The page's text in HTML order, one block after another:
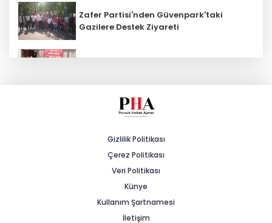
Zafer Partisi'nden Güvenpark'taki
Gazilere Destek Ziyareti
AK Parti İl Başkanı Albayrak: "Esnafı
Şiddetli Karın Ağrısına Dikkat!
Sağlık çalışanlarından ücret ve
emeklilik reformu çağrısı
Gizlilik Politikası
Çerez Politikası
Veri Politikası
Künye
Kullanım Şartnamesi
İletişim